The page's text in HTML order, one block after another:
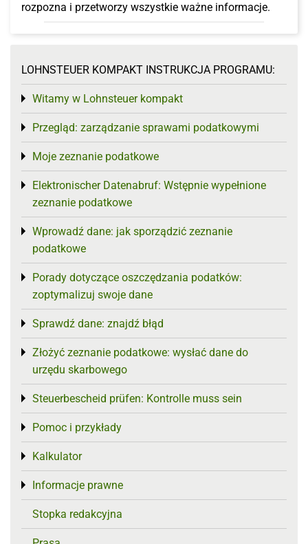
rozpozna i przetworzy wszystkie ważne informacje.
LOHNSTEUER KOMPAKT INSTRUKCJA PROGRAMU:
Witamy w Lohnsteuer kompakt
Toggle menu
Przegląd: zarządzanie sprawami podatkowymi
Toggle menu
Moje zeznanie podatkowe
Toggle menu
Elektronischer Datenabruf: Wstępnie wypełnione
zeznanie podatkowe
Toggle menu
Wprowadź dane: jak sporządzić zeznanie
podatkowe
Toggle menu
Porady dotyczące oszczędzania podatków:
zoptymalizuj swoje dane
Toggle menu
Sprawdź dane: znajdź błąd
Toggle menu
Złożyć zeznanie podatkowe: wysłać dane do
urzędu skarbowego
Toggle menu
Steuerbescheid prüfen: Kontrolle muss sein
Toggle menu
Pomoc i przykłady
Toggle menu
Kalkulator
Toggle menu
Informacje prawne
Toggle menu
Stopka redakcyjna